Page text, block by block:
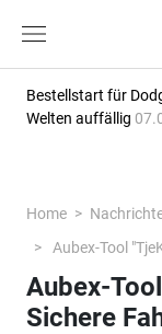
Bestellstart für
Welten auffällig
Home
Aubex-Tool
Aubex-
Sichere